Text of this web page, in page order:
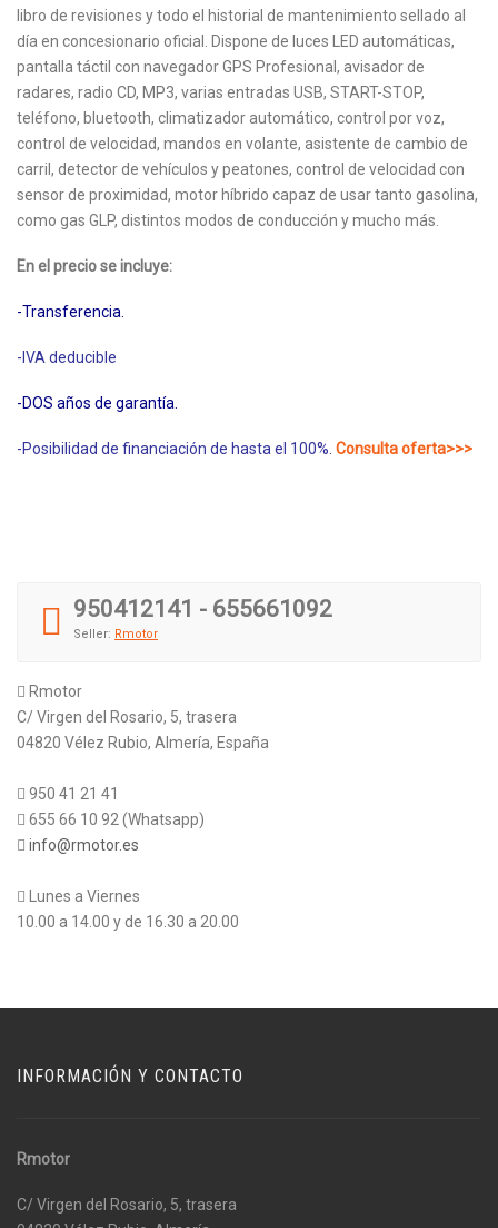
libro de revisiones y todo el historial de mantenimiento sellado al
día en concesionario oficial. Dispone de luces LED automáticas,
pantalla táctil con navegador GPS Profesional, avisador de
radares, radio CD, MP3, varias entradas USB, START-STOP,
teléfono, bluetooth, climatizador automático, control por voz,
control de velocidad, mandos en volante, asistente de cambio de
carril, detector de vehículos y peatones, control de velocidad con
sensor de proximidad, motor híbrido capaz de usar tanto gasolina,
como gas GLP, distintos modos de conducción y mucho más.
En el precio se incluye:
-Transferencia
-IVA deducible
-DOS años de garantía.
-Posibilidad de financiación de hasta el 100%. Consulta oferta>>>
950412141 - 655661092
Seller: Rmotor
Rmotor
C/ Virgen del Rosario, 5, trasera
04820 Vélez Rubio, Almería, España
950 41 21 41
655 66 10 92 (Whatsapp)
info@rmotor.es
Lunes a Viernes
10.00 a 14.00 y de 16.30 a 20.00
INFORMACIÓN Y CONTACTO
Rmotor
C/ Virgen del Rosario, 5, trasera